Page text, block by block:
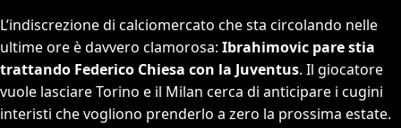
L’indiscrezione di calciomercato che sta circolando nelle
ultime ore è davvero clamorosa: Ibrahimovic pare stia
trattando Federico Chiesa con la Juventus. Il giocatore
vuole lasciare Torino e il Milan cerca di anticipare i cugini
interisti che vogliono prenderlo a zero la prossima estate.